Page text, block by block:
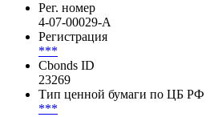
Рег. номер
4-07-00029-A
Регистрация
***
Cbonds ID
23269
Тип ценной бумаги по ЦБ РФ
***